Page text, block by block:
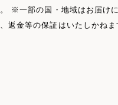
※一部の国・地域はお届け
金等の保証はいたしかねま